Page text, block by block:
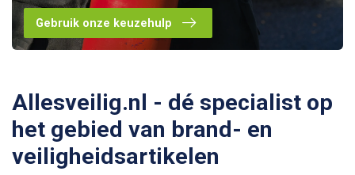
Gebruik onze keuzehulp
Allesveilig.nl - dé specialist op
het gebied van brand- en
veiligheidsartikelen